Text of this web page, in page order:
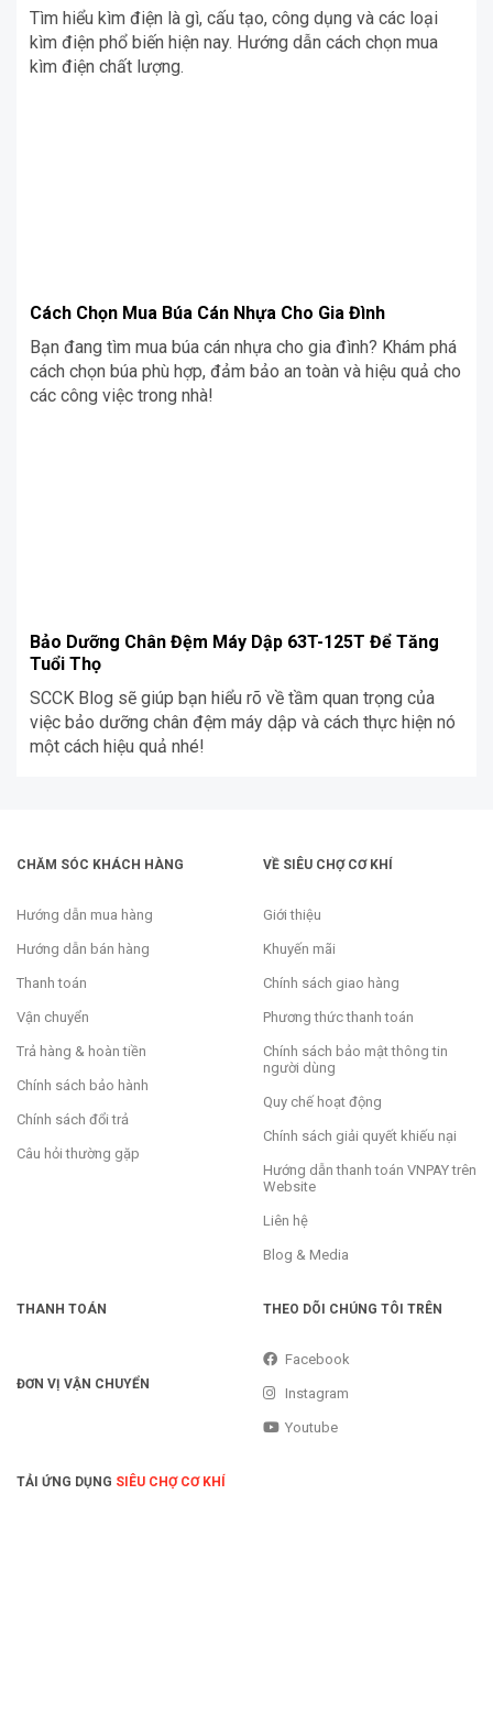
Tìm hiểu kìm điện là gì, cấu tạo, công dụng và các loại
kìm điện phổ biến hiện nay. Hướng dẫn cách chọn mua
kìm điện chất lượng.
Cách Chọn Mua Búa Cán Nhựa Cho Gia Đình
Bạn đang tìm mua búa cán nhựa cho gia đình? Khám phá
cách chọn búa phù hợp, đảm bảo an toàn và hiệu quả cho
các công việc trong nhà!
Bảo Dưỡng Chân Đệm Máy Dập 63T-125T Để Tăng
Tuổi Thọ
SCCK Blog sẽ giúp bạn hiểu rõ về tầm quan trọng của
việc bảo dưỡng chân đệm máy dập và cách thực hiện nó
một cách hiệu quả nhé!
CHĂM SÓC KHÁCH HÀNG
Hướng dẫn mua hàng
Hướng dẫn bán hàng
Thanh toán
Vận chuyển
Trả hàng & hoàn tiền
Chính sách bảo hành
Chính sách đổi trả
Câu hỏi thường gặp
VỀ SIÊU CHỢ CƠ KHÍ
Giới thiệu
Khuyến mãi
Chính sách giao hàng
Phương thức thanh toán
Chính sách bảo mật thông tin
người dùng
Quy chế hoạt động
Chính sách giải quyết khiếu nại
Hướng dẫn thanh toán VNPAY trên
Website
Liên hệ
Blog & Media
THANH TOÁN
ĐƠN VỊ VẬN CHUYỂN
THEO DÕI CHÚNG TÔI TRÊN
Facebook
Instagram
Youtube
TẢI ỨNG DỤNG SIÊU CHỢ CƠ KHÍ